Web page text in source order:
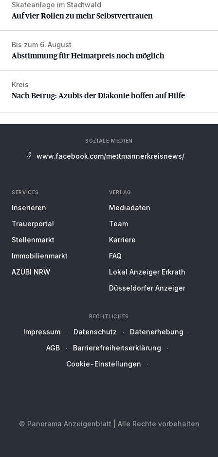
Auf vier Rollen zu mehr Selbstvertrauen
Skateanlage im Stadtwald
Auf vier Rollen zu mehr Selbstvertrauen
Abstimmung für Heimatpreis noch möglich
Bis zum 6. August
Abstimmung für Heimatpreis noch möglich
Nach Betrug: Azubis der Diakonie hoffen auf Hilfe
Kreis
Nach Betrug: Azubis der Diakonie hoffen auf Hilfe
SOZIALE MEDIEN
www.facebook.com/mettmannerkreisnews/
SERVICES
Inserieren
Trauerportal
Stellenmarkt
Immobilienmarkt
AZUBI NRW
VERLAG
Mediadaten
Team
Karriere
FAQ
Lokal Anzeiger Erkrath
Düsseldorfer Anzeiger
RECHTLICHES
Impressum Datenschutz
Datenerhebung
AGB
Barrierefreiheitserklärung
Cookie-Einstellungen
© Panorama Anzeigenblatt | Alle Rechte vorbehalten